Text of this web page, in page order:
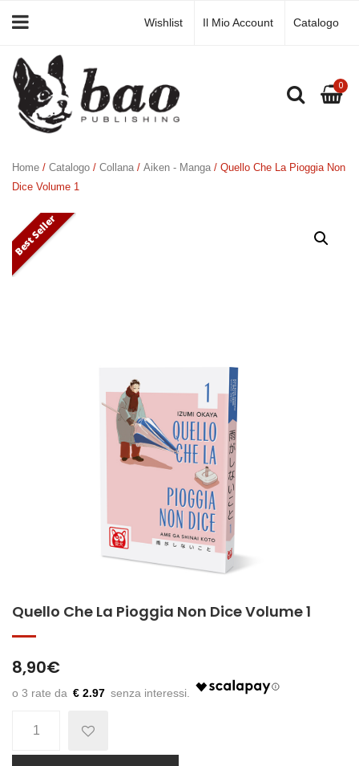
Wishlist Il Mio Account Catalogo
0
Home / Catalogo / Collana / Aiken - Manga / Quello Che La Pioggia Non
Dice Volume 1
Best Seller
Quello Che La Pioggia Non Dice Volume 1
8,90€
€ 2.97